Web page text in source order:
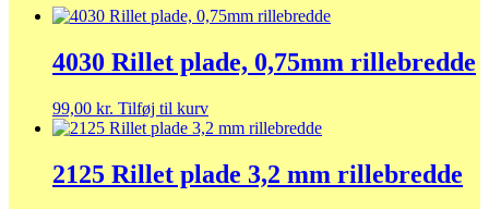
4030 Rillet plade, 0,75mm rillebredde
99,00 kr. Tilføj til kurv
2125 Rillet plade 3,2 mm rillebredde